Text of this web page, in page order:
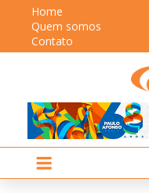
Home
Quem somos
Contato